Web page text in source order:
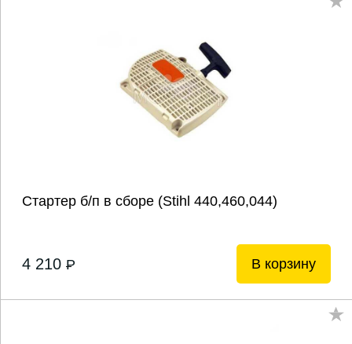
Стартер б/п в сборе (Stihl 440,460,044)
4 210 P В корзину